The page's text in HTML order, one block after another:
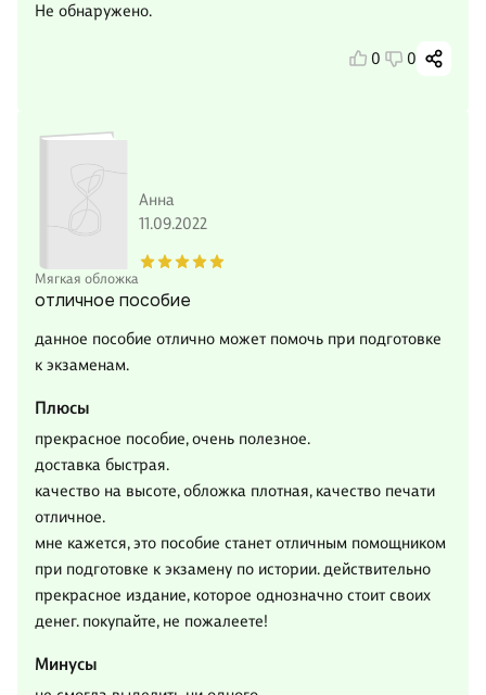
Не обнаружено.
0 0
Мягкая обложка
Анна
11.09.2022
отличное пособие
данное пособие отлично может помочь при подготовке
к экзаменам.
Плюсы
прекрасное пособие, очень полезное.
доставка быстрая.
качество на высоте, обложка плотная, качество печати
отличное.
мне кажется, это пособие станет отличным помощником
при подготовке к экзамену по истории. действительно
прекрасное издание, которое однозначно стоит своих
денег. покупайте, не пожалеете!
Минусы